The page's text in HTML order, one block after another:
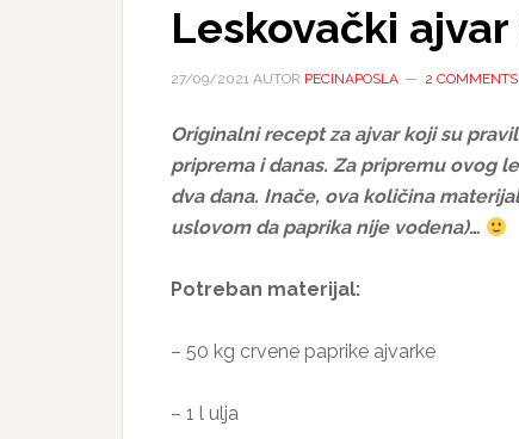
Leskovački
27/09/2021 AUTOR PECINAPOSLA 2 COMMENTS
Originalni recept za ajvar koji su
priprema i danas. Za pripremu ovog
dva dana. Inače, ova količina
uslovom da paprika nije vodena)…
Potreban materijal:
– 50 kg crvene paprike ajvarke
– 1 l ulja